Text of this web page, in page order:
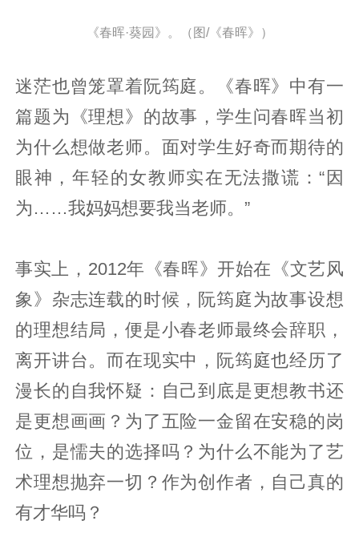
《春晖·葵园》。（图/《春晖》）
迷茫也曾笼罩着阮筠庭。《春晖》中有一
篇题为《理想》的故事，学生问春晖当初
为什么想做老师。面对学生好奇而期待的
眼神，年轻的女教师实在无法撒谎：“因
为……我妈妈想要我当老师。”
事实上，2012年《春晖》开始在《文艺风
象》杂志连载的时候，阮筠庭为故事设想
的理想结局，便是小春老师最终会辞职，
离开讲台。而在现实中，阮筠庭也经历了
漫长的自我怀疑：自己到底是更想教书还
是更想画画？为了五险一金留在安稳的岗
位，是懦夫的选择吗？为什么不能为了艺
术理想抛弃一切？作为创作者，自己真的
有才华吗？